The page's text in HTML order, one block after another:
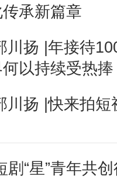
承新篇章
川扬 |年接待
以持续受热捧
川扬 |快来拍
剧“星”青年共